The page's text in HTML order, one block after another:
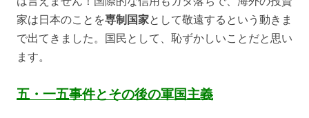
家は日本のことを専制国家として敬遠するという動きま
で出てきました。国民として、恥ずかしいことだと思い
ます。
五・一五事件とその後の軍国主義